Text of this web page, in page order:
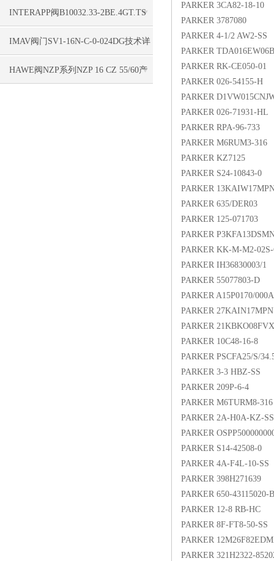
单合理
INTERAPP阀B10032.33-2BE.4GT.TS
产品详情
IMAV阀门SV1-16N-C-0-024DG技术详
情更新
HAWE阀NZP系列NZP 16 CZ 55/60产
PARKER 3CA82-18-10
PARKER 3787080
PARKER 4-1/2 AW2-SS
PARKER
PARKER RK-CE050-01
PARKER 026-54155-H
PARKER
PARKER 026-71931-HL
PARKER RPA-96-733
PARKER M6RUM3-316
PARKER KZ7125
PARKER S24-10843-0
PARKER
PARKER 635/DER03
PARKER 125-071703
PARKER
PARKER KK-M-M2-
PARKER IH36830003/1
PARKER 55077803-D
PARKER A15P0170/
PARKER 27KAIN17MPN
PARKER
PARKER 10C48-16-8
PARKER PSCFA25/S/
PARKER 3-3 HBZ-SS
PARKER 209P-6-4
PARKER M6TURM8-316
PARKER 2A-H0A-KZ-
PARKER
PARKER S14-42508-0
PARKER 4A-F4L-10-SS
PARKER 398H271639
PARKER 650-43115020-
PARKER 12-8 RB-HC
PARKER 8F-FT8-50-SS
PARKER
PARKER 321H2322-